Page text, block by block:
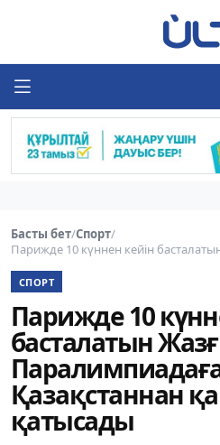
Басты бет/Спорт/
Парижде 10 күннен кейін
СПОРТ
Парижде 10
басталатын
Қазақстаннан
қатысады